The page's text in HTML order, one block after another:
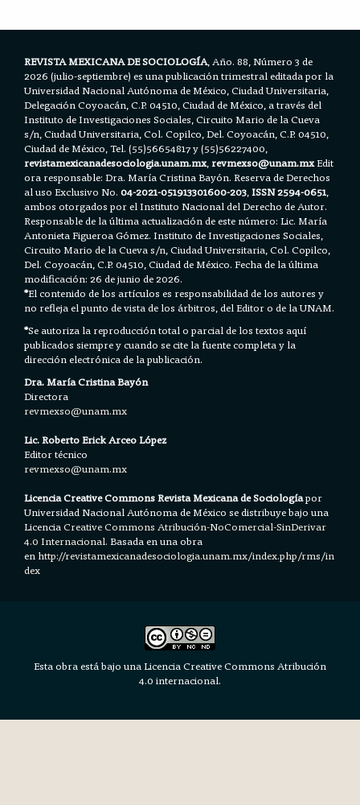
REVISTA MEXICANA DE SOCIOLOGÍA, Año. 88, Número 3 de
2026 (julio-septiembre) es una publicación trimestral editada por la
Universidad Nacional Autónoma de México, Ciudad Universitaria,
Delegación Coyoacán, C.P. 04510, Ciudad de México, a través del
Instituto de Investigaciones Sociales, Circuito Mario de la Cueva
s/n, Ciudad Universitaria, Col. Copilco, Del. Coyoacán, C.P. 04510,
Ciudad de México, Tel. (55)56654817 y (55)56227400,
revistamexicanadesociologia.unam.mx,revmexso@unam.mxEdit
ora responsable: Dra. María Cristina Bayón. Reserva de Derechos
al uso Exclusivo No.04-2021-051913301600-203,ISSN 2594-0651,
ambos otorgados por el Instituto Nacional del Derecho de Autor.
Responsable de la última actualización de este número: Lic. María
Antonieta Figueroa Gómez. Instituto de Investigaciones Sociales,
Circuito Mario de la Cueva s/n, Ciudad Universitaria, Col. Copilco,
Del. Coyoacán, C.P. 04510, Ciudad de México. Fecha de la última
modificación: 26 de junio de 2026.
*El contenido de los artículos es responsabilidad de los autores y
no refleja el punto de vista de los árbitros, del Editor o de la UNAM.
*Se autoriza la reproducción total o parcial de los textos aquí
publicados siempre y cuando se cite la fuente completa y la
dirección electrónica de la publicación.
Dra. María Cristina Bayón
Directora
revmexso@unam.mx
Lic. Roberto Erick Arceo López
Editor técnico
revmexso@unam.mx
Licencia Creative Commons Revista Mexicana de Sociologíapor
Universidad Nacional Autónoma de México se distribuye bajo una
LicenciaCreative Commons Atribución-NoComercial-SinDerivar
4.0 Internacional.Basada en una obra
en http://revistamexicanadesociologia.unam.mx/index.php/rms/in
dex
Esta obra está bajo una Licencia Creative Commons Atribución
4.0 internacional.